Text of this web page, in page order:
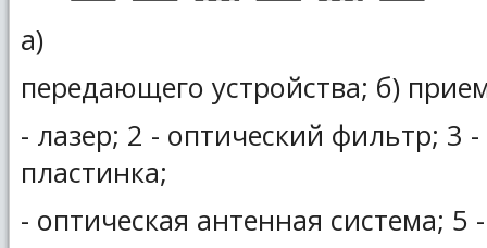
а)
передающего устройства; б)
- лазер; 2 - оптический фильтр; 3
пластинка;
- оптическая антенная система; 5